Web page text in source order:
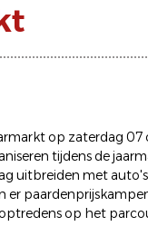
op zaterdag 07
tijdens de
uitbreiden met
er
op het